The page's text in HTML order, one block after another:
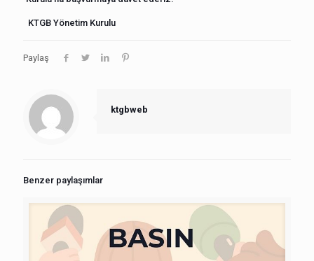
KTGB Yönetim Kurulu
Paylaş
ktgbweb
Benzer paylaşımlar